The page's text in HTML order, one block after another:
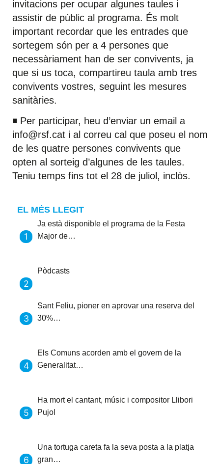
invitacions per ocupar algunes taules i
assistir de públic al programa. És molt
important recordar que les entrades que
sortegem són per a 4 persones que
necessàriament han de ser convivents, ja
que si us toca, compartireu taula amb tres
convivents vostres, seguint les mesures
sanitàries.
◾️ Per participar, heu d’enviar un email a
info@rsf.cat i al correu cal que poseu el nom
de les quatre persones convivents que
opten al sorteig d’algunes de les taules.
Teniu temps fins tot el 28 de juliol, inclòs.
EL MÉS LLEGIT
Ja està disponible el programa de la Festa
Major de…
Pòdcasts
Sant Feliu, pioner en aprovar una reserva del
30%…
Els Comuns acorden amb el govern de la
Generalitat…
Ha mort el cantant, músic i compositor Llibori
Pujol
Una tortuga careta fa la seva posta a la platja
gran…